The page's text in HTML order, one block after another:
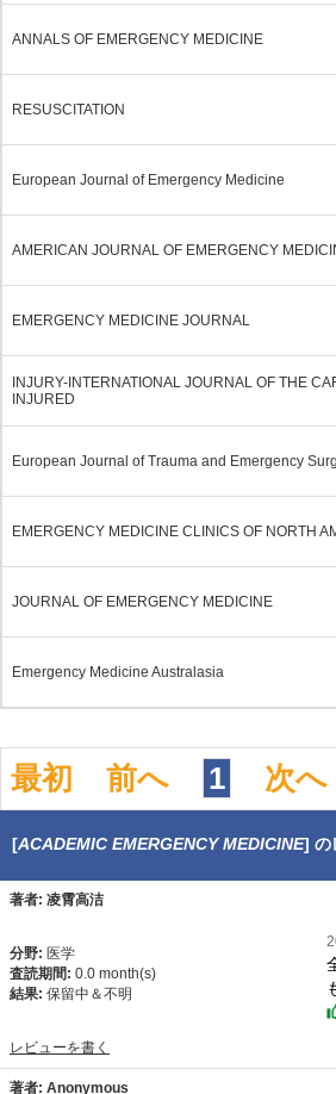
ANNALS OF EMERGENCY MEDICINE
RESUSCITATION
European Journal of Emergency Medicine
AMERICAN JOURNAL OF EMERGENCY
EMERGENCY MEDICINE JOURNAL
INJURY-INTERNATIONAL JOURNAL OF THE
INJURED
European Journal of Trauma and Emergency
EMERGENCY MEDICINE CLINICS OF NORTH
JOURNAL OF EMERGENCY MEDICINE
Emergency Medicine Australasia
最初 前へ 1 次へ
[ACADEMIC EMERGENCY MEDICINE] の
著者: 凌霄高洁
分野: 医学
査読期間: 0.0 month(s)
結果: 保留中＆不明
レビューを書く
著者: Anonymous